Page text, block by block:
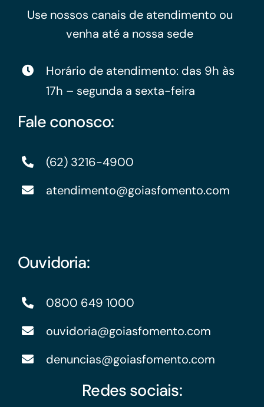
Use nossos canais de atendimento ou
venha até a nossa sede
Horário de atendimento: das 9h às
17h – segunda a sexta-feira
Fale conosco:
(62) 3216-4900
atendimento@goiasfomento.com
Ouvidoria:
0800 649 1000
ouvidoria@goiasfomento.com
denuncias@goiasfomento.com
Redes sociais: